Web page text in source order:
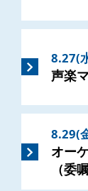
8.27(
声楽
8.29(
オー
（委